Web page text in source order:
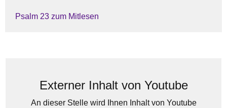
Psalm 23 zum Mitlesen
Externer Inhalt von Youtube
An dieser Stelle wird Ihnen Inhalt von Youtube